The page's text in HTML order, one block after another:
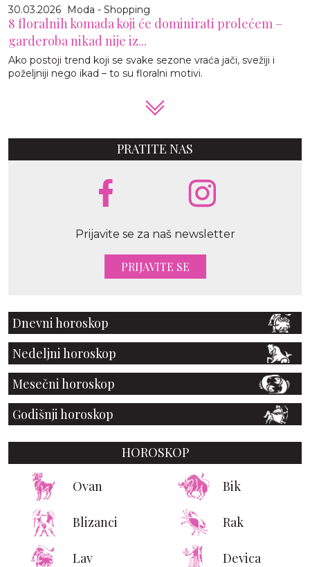
30.03.2026 Moda - Shopping
8 floralnih komada koji će dominirati prolećem –
garderoba nikad nije iz...
Ako postoji trend koji se svake sezone vraća jači, svežiji i
poželjniji nego ikad – to su floralni motivi.
PRATITE NAS
Prijavite se za naš newsletter
PRIJAVITE SE
Dnevni horoskop
Nedeljni horoskop
Mesečni horoskop
Godišnji horoskop
HOROSKOP
Ovan Bik
Blizanci Rak
Lav Devica